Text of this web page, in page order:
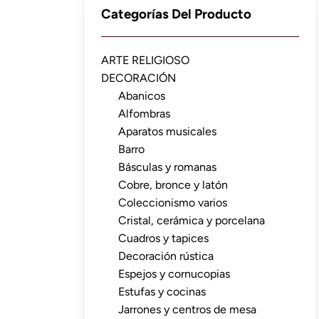
Categorías Del Producto
ARTE RELIGIOSO
DECORACIÓN
Abanicos
Alfombras
Aparatos musicales
Barro
Básculas y romanas
Cobre, bronce y latón
Coleccionismo varios
Cristal, cerámica y porcelana
Cuadros y tapices
Decoración rústica
Espejos y cornucopias
Estufas y cocinas
Jarrones y centros de mesa